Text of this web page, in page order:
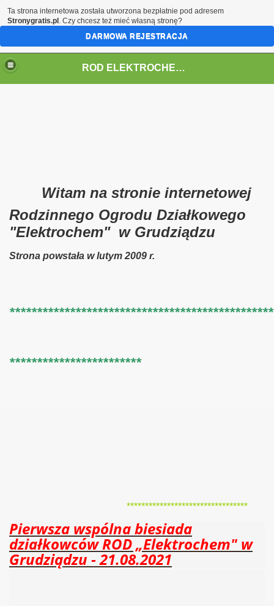
ROD ELEKTROCHEM w Grudziądzu
Witam na stronie internetowej
Rodzinnego Ogrodu Działkowego
"Elektrochem" w Grudziądzu
Strona powstała w lutym 2009 r.
************************************************
************************
*********************************
Pierwsza wspólna biesiada
działkowców ROD „Elektrochem" w
Grudziądzu - 21.08.2021
Ta strona internetowa została utworzona bezpłatnie pod adresem
Stronygratis.pl . Czy chcesz też mieć własną stronę?
DARMOWA REJESTRACJA